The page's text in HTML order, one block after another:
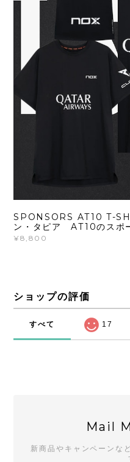
SPONSORS AT10 T-
ン・タピア AT10のスポ
¥8,800
ショップの評価
すべて 17
Mail
新商品やキャンペーンな